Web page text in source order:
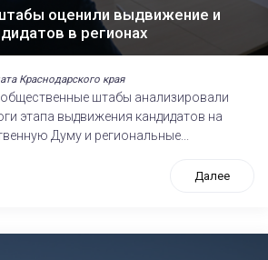
оценили выдвижение и
в регионах
Краснодарского края
штабы анализировали
этапа выдвижения кандидатов на
Думу и региональные...
Далее